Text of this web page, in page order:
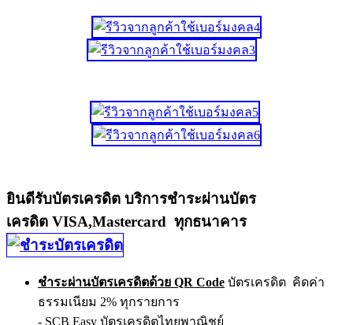
ยินดีรับบัตรเครดิต บริการชำระผ่านบัตร
เครดิต VISA,Mastercard ทุกธนาคาร
ชำระผ่านบัตรเครดิตด้วย QR Code บัตรเครดิต คิดค่า
ธรรมเนียม 2% ทุกรายการ
- SCB Easy บัตรเครดิตไทยพาณิชย์